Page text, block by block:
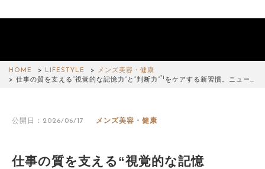
HOME LIFESTYLE
メンズ美容・健康
仕事の質を支える“視覚的な記憶力”と“判断力”*1 をケアする新習慣。ニュー…
公開日：2026/06/17 メンズ美容・健康
仕事の質を支える“視覚的な記憶